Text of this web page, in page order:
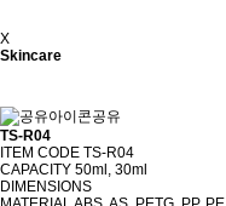
X
Skincare
공유
TS-R04
ITEM CODE TS-R04
CAPACITY 50ml, 30ml
DIMENSIONS